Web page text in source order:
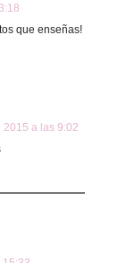
que enseñas!
2015 a las 9:02